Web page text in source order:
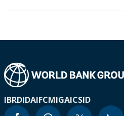
IBRDIDAIFCMIGAICSID